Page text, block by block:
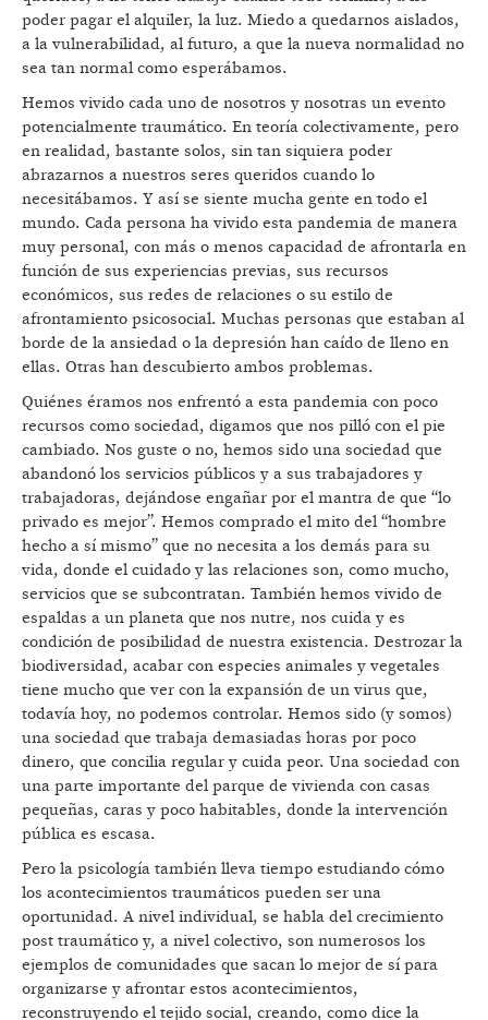
poder pagar el alquiler, la luz. Miedo a quedarnos aislados,
a la vulnerabilidad, al futuro, a que la nueva normalidad no
sea tan normal como esperábamos.
Hemos vivido cada uno de nosotros y nosotras un evento
potencialmente traumático. En teoría colectivamente, pero
en realidad, bastante solos, sin tan siquiera poder
abrazarnos a nuestros seres queridos cuando lo
necesitábamos. Y así se siente mucha gente en todo el
mundo. Cada persona ha vivido esta pandemia de manera
muy personal, con más o menos capacidad de afrontarla en
función de sus experiencias previas, sus recursos
económicos, sus redes de relaciones o su estilo de
afrontamiento psicosocial. Muchas personas que estaban al
borde de la ansiedad o la depresión han caído de lleno en
ellas. Otras han descubierto ambos problemas.
Quiénes éramos nos enfrentó a esta pandemia con poco
recursos como sociedad, digamos que nos pilló con el pie
cambiado. Nos guste o no, hemos sido una sociedad que
abandonó los servicios públicos y a sus trabajadores y
trabajadoras, dejándose engañar por el mantra de que “lo
privado es mejor”. Hemos comprado el mito del “hombre
hecho a sí mismo” que no necesita a los demás para su
vida, donde el cuidado y las relaciones son, como mucho,
servicios que se subcontratan. También hemos vivido de
espaldas a un planeta que nos nutre, nos cuida y es
condición de posibilidad de nuestra existencia. Destrozar la
biodiversidad, acabar con especies animales y vegetales
tiene mucho que ver con la expansión de un virus que,
todavía hoy, no podemos controlar. Hemos sido (y somos)
una sociedad que trabaja demasiadas horas por poco
dinero, que concilia regular y cuida peor. Una sociedad con
una parte importante del parque de vivienda con casas
pequeñas, caras y poco habitables, donde la intervención
pública es escasa.
Pero la psicología también lleva tiempo estudiando cómo
los acontecimientos traumáticos pueden ser una
oportunidad. A nivel individual, se habla del crecimiento
post traumático y, a nivel colectivo, son numerosos los
ejemplos de comunidades que sacan lo mejor de sí para
organizarse y afrontar estos acontecimientos,
reconstruyendo el tejido social, creando, como dice la